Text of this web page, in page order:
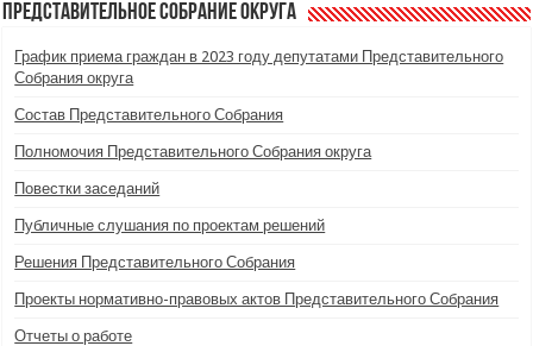
Представительное Собрание округа
График приема граждан в 2023 году депутатами Представительного
Собрания округа
Состав Представительного Собрания
Полномочия Представительного Собрания округа
Повестки заседаний
Публичные слушания по проектам решений
Решения Представительного Собрания
Проекты нормативно-правовых актов Представительного Собрания
Отчеты о работе